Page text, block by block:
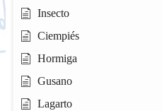
Insecto
Ciempiés
Hormiga
Gusano
Lagarto